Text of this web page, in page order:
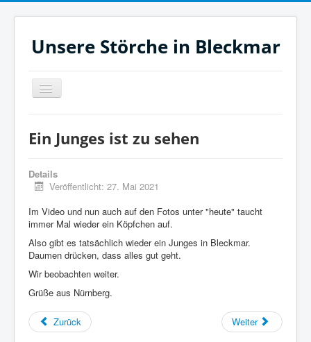
Unsere Störche in Bleckmar
Navigation
an/aus
Heute
Monat
Filme
Aktuelles
Zeitleiste
Unsere Störche
Links
Über diese Seite
Gästebuch
Ein Junges ist zu sehen
Details
Veröffentlicht: 27. Mai 2021
Im Video und nun auch auf den Fotos unter "heute" taucht
immer Mal wieder ein Köpfchen auf.
Also gibt es tatsächlich wieder ein Junges in Bleckmar.
Daumen drücken, dass alles gut geht.
Wir beobachten weiter.
Grüße aus Nürnberg.
Zurück Weiter